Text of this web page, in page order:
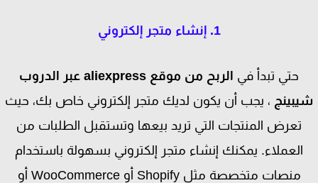
حتي تبدأ في
الربح من موقع aliexpress عبر الدروب
، يجب أن يكون لديك متجر إلكتروني خاص بك، حيث
تعرض المنتجات التي تريد بيعها وتستقبل الطلبات من
العملاء. يمكنك إنشاء متجر إلكتروني بسهولة باستخدام
منصات متخصصة مثل Shopify أو WooCommerce أو